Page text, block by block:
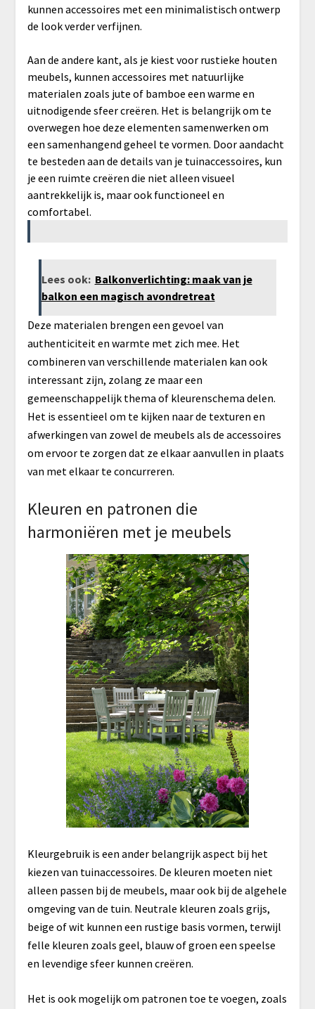
kunnen accessoires met een minimalistisch ontwerp
de look verder verfijnen.
Aan de andere kant, als je kiest voor rustieke houten
meubels, kunnen accessoires met natuurlijke
materialen zoals jute of bamboe een warme en
uitnodigende sfeer creëren. Het is belangrijk om te
overwegen hoe deze elementen samenwerken om
een samenhangend geheel te vormen. Door aandacht
te besteden aan de details van je tuinaccessoires, kun
je een ruimte creëren die niet alleen visueel
aantrekkelijk is, maar ook functioneel en
comfortabel.
Lees ook: Balkonverlichting: maak van je
balkon een magisch avondretreat
Deze materialen brengen een gevoel van
authenticiteit en warmte met zich mee. Het
combineren van verschillende materialen kan ook
interessant zijn, zolang ze maar een
gemeenschappelijk thema of kleurenschema delen.
Het is essentieel om te kijken naar de texturen en
afwerkingen van zowel de meubels als de accessoires
om ervoor te zorgen dat ze elkaar aanvullen in plaats
van met elkaar te concurreren.
Kleuren en patronen die
harmoniëren met je meubels
Kleurgebruik is een ander belangrijk aspect bij het
kiezen van tuinaccessoires. De kleuren moeten niet
alleen passen bij de meubels, maar ook bij de algehele
omgeving van de tuin. Neutrale kleuren zoals grijs,
beige of wit kunnen een rustige basis vormen, terwijl
felle kleuren zoals geel, blauw of groen een speelse
en levendige sfeer kunnen creëren.
Het is ook mogelijk om patronen toe te voegen, zoals